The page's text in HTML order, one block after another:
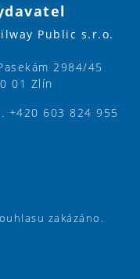
Public s.r.o.
2984/45
01 Zlín
+420 603 824 955
zakázáno.